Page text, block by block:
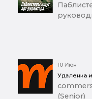
10 Июн
Удаленка
(Senior)